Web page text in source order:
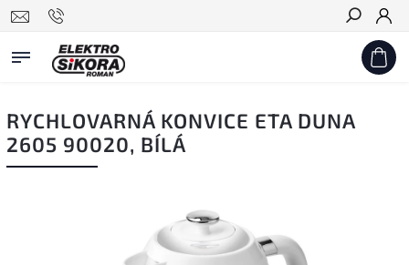
Hledat
RYCHLOVARNÁ KONVICE ETA DUNA
2605 90020, BÍLÁ